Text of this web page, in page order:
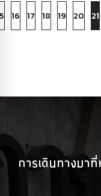
16 17 18 19 20 21
การเดินทางมา